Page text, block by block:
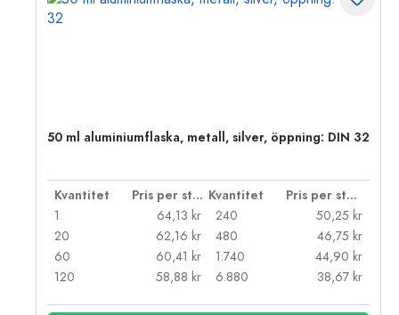
50 ml aluminiumflaska, metall, silver, öppning: DIN 32
Kvantitet Pris per styck Kvantitet
Pris per styck
1
64,13 kr
20
62,16 kr
60
60,41 kr
120
58,88 kr
240
50,25 kr
480
46,75 kr
1.740
44,90 kr
6.880
38,67 kr